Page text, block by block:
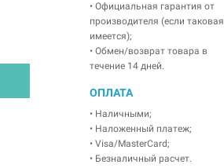
• Официальная гарантия от
производителя (если таковая
имеется);
• Обмен/возврат товара в
течение 14 дней.
ОПЛАТА
• Наличными;
• Наложенный платеж;
• Visa/MasterCard;
• Безналичный расчет.